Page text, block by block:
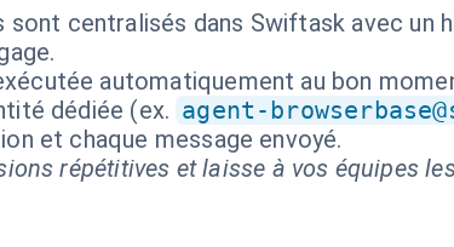
sont centralisés dans Swiftask avec un
automatiquement au bon
dédiée (ex. agent-
et chaque message envoyé.
répétitives et laisse à vos équipes